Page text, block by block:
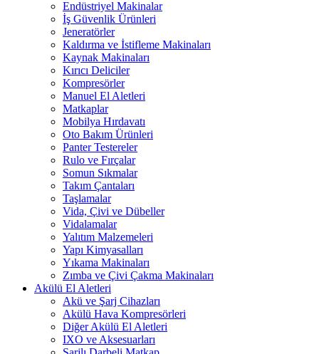
Endüstriyel Makinalar
İş Güvenlik Ürünleri
Jeneratörler
Kaldırma ve İstifleme Makinaları
Kaynak Makinaları
Kırıcı Deliciler
Kompresörler
Manuel El Aletleri
Matkaplar
Mobilya Hırdavatı
Oto Bakım Ürünleri
Panter Testereler
Rulo ve Fırçalar
Somun Sıkmalar
Takım Çantaları
Taşlamalar
Vida, Çivi ve Dübeller
Vidalamalar
Yalıtım Malzemeleri
Yapı Kimyasalları
Yıkama Makinaları
Zımba ve Çivi Çakma Makinaları
Akülü El Aletleri
Akü ve Şarj Cihazları
Akülü Hava Kompresörleri
Diğer Akülü El Aletleri
IXO ve Aksesuarları